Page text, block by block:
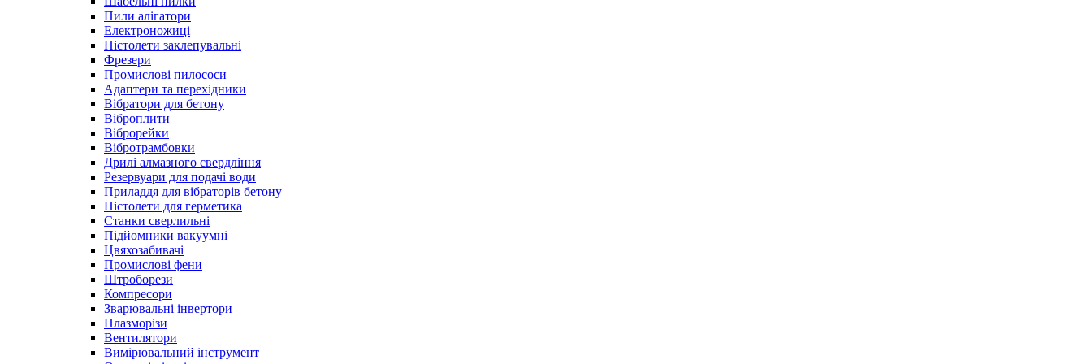
Пили алігатори
Електроножиці
Пістолети заклепувальні
Фрезери
Промислові пилососи
Адаптери та перехідники
Вібратори для бетону
Віброплити
Віброрейки
Вібротрамбовки
Дрилі алмазного свердління
Резервуари для подачі води
Приладдя для вібраторів бетону
Пістолети для герметика
Станки сверлильні
Підйомники вакуумні
Цвяхозабивачі
Промислові фени
Штроборези
Компресори
Зварювальні інвертори
Плазморізи
Вентилятори
Вимірювальний інструмент